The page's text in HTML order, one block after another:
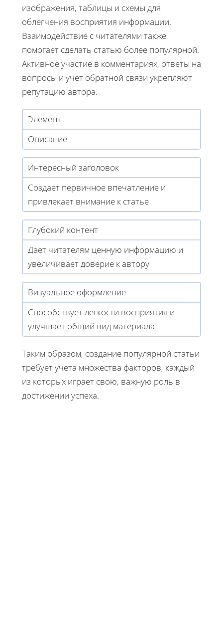
изображения, таблицы и схемы для
облегчения восприятия информации.
Взаимодействие с читателями также
помогает сделать статью более популярной.
Активное участие в комментариях, ответы на
вопросы и учет обратной связи укрепляют
репутацию автора.
Элемент
Описание
Интересный заголовок
Создает первичное впечатление и
привлекает внимание к статье
Глубокий контент
Дает читателям ценную информацию и
увеличивает доверие к автору
Визуальное оформление
Способствует легкости восприятия и
улучшает общий вид материала
Таким образом, создание популярной статьи
требует учета множества факторов, каждый
из которых играет свою, важную роль в
достижении успеха.